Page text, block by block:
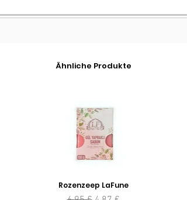
Ähnliche Produkte
Rozenzeep LaFune